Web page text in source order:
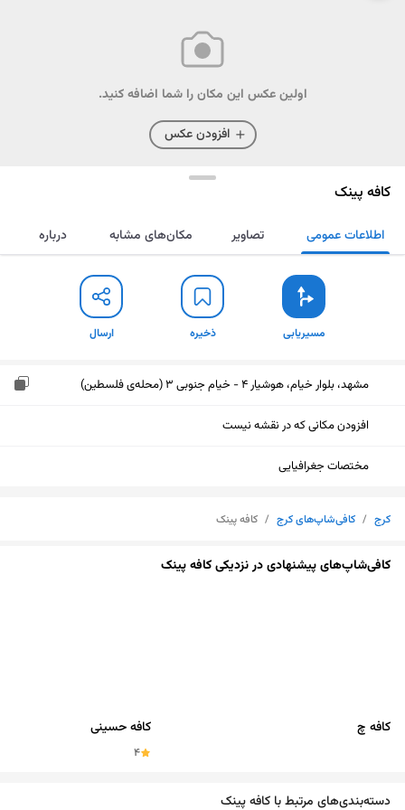
اولین عکس این مکان را شما اضافه کنید.
افزودن عکس
کافه پینک
مسیریابی ذخیره ارسال اطلاعات عمومی تصاویر مکان‌های مشابه درباره
مسیریابی ذخیره ارسال
مشهد، بلوار خیام، هوشیار 4 - خیام جنوبی 3 (محله‌ی فلسطین)
افزودن مکانی که در نقشه نیست
مختصات جغرافیایی
کرج / کافی‌شاپ‌های کرج / کافه پینک
کافی‌شاپ‌های پیشنهادی در نزدیکی کافه پینک
کافه چ کافه حسینی
4
دسته‌بندی‌های مرتبط با کافه پینک